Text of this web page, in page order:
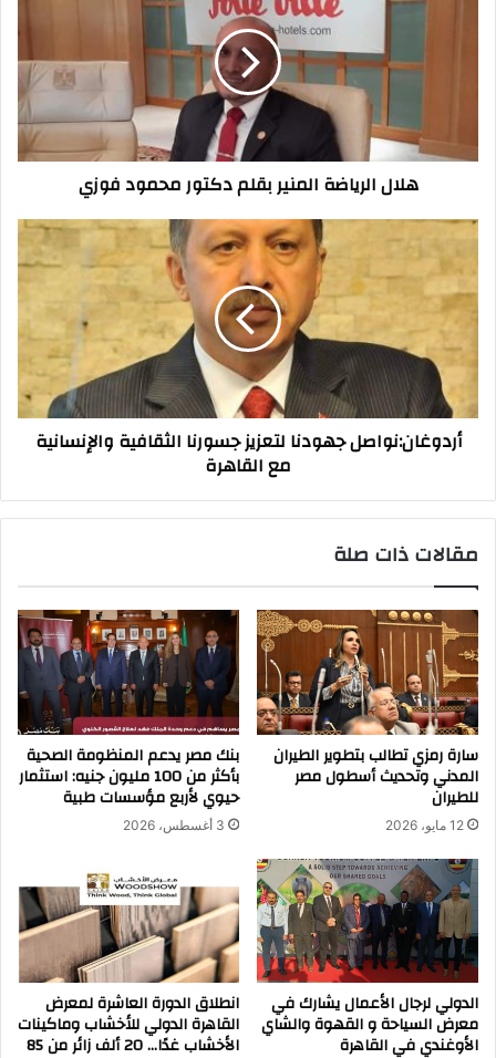
هلال الرياضة المنير بقلم دكتور محمود فوزي
أردوغان:نواصل
لتعزيز
جسورنا
الثقافية
والإنسانية
مع
القاهرة
أردوغان:نواصل جهودنا لتعزيز جسورنا الثقافية والإنسانية
مع القاهرة
مقالات ذات صلة
سارة رمزي تطالب بتطوير الطيران
المدني وتحديث أسطول مصر
للطيران
12 مايو، 2026
بنك مصر يدعم المنظومة الصحية
بأكثر من 100 مليون جنيه: استثمار
حيوي لأربع مؤسسات طبية
3 أغسطس، 2026
الدولي لرجال الأعمال يشارك في
معرض السياحة و القهوة والشاي
الأوغندي في القاهرة
انطلاق الدورة العاشرة لمعرض
القاهرة الدولي للأخشاب وماكينات
الأخشاب غدًا… 20 ألف زائر من 85